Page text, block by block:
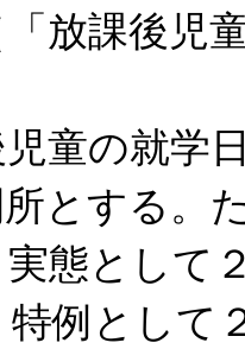
放課後児
童の就学
とする。
態として
例として